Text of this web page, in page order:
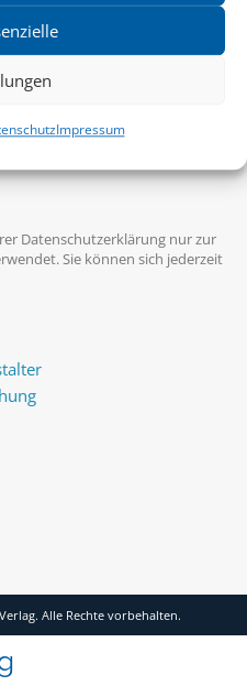
Impressum
Datenschutzerklärung nur zur
Sie können sich jederzeit
Alle Rechte vorbehalten.